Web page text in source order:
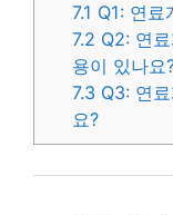
7.1 Q1: 연료
7.2 Q2: 연
용이 있나요
7.3 Q3: 연
요?